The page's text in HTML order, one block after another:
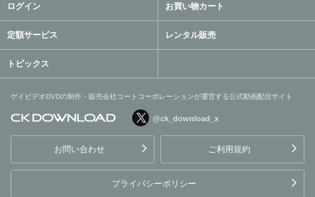
ログイン お買い物カート
定額サービス レンタル販売
トピックス
ゲイビデオDVDの制作・販売会社コートコーポレーションが運営する公式動画配信サイト
ョンが運営する公式動画配
信サイト
@ck_download_x
お問い合わせ ご利用規約
プライバシーポリシー